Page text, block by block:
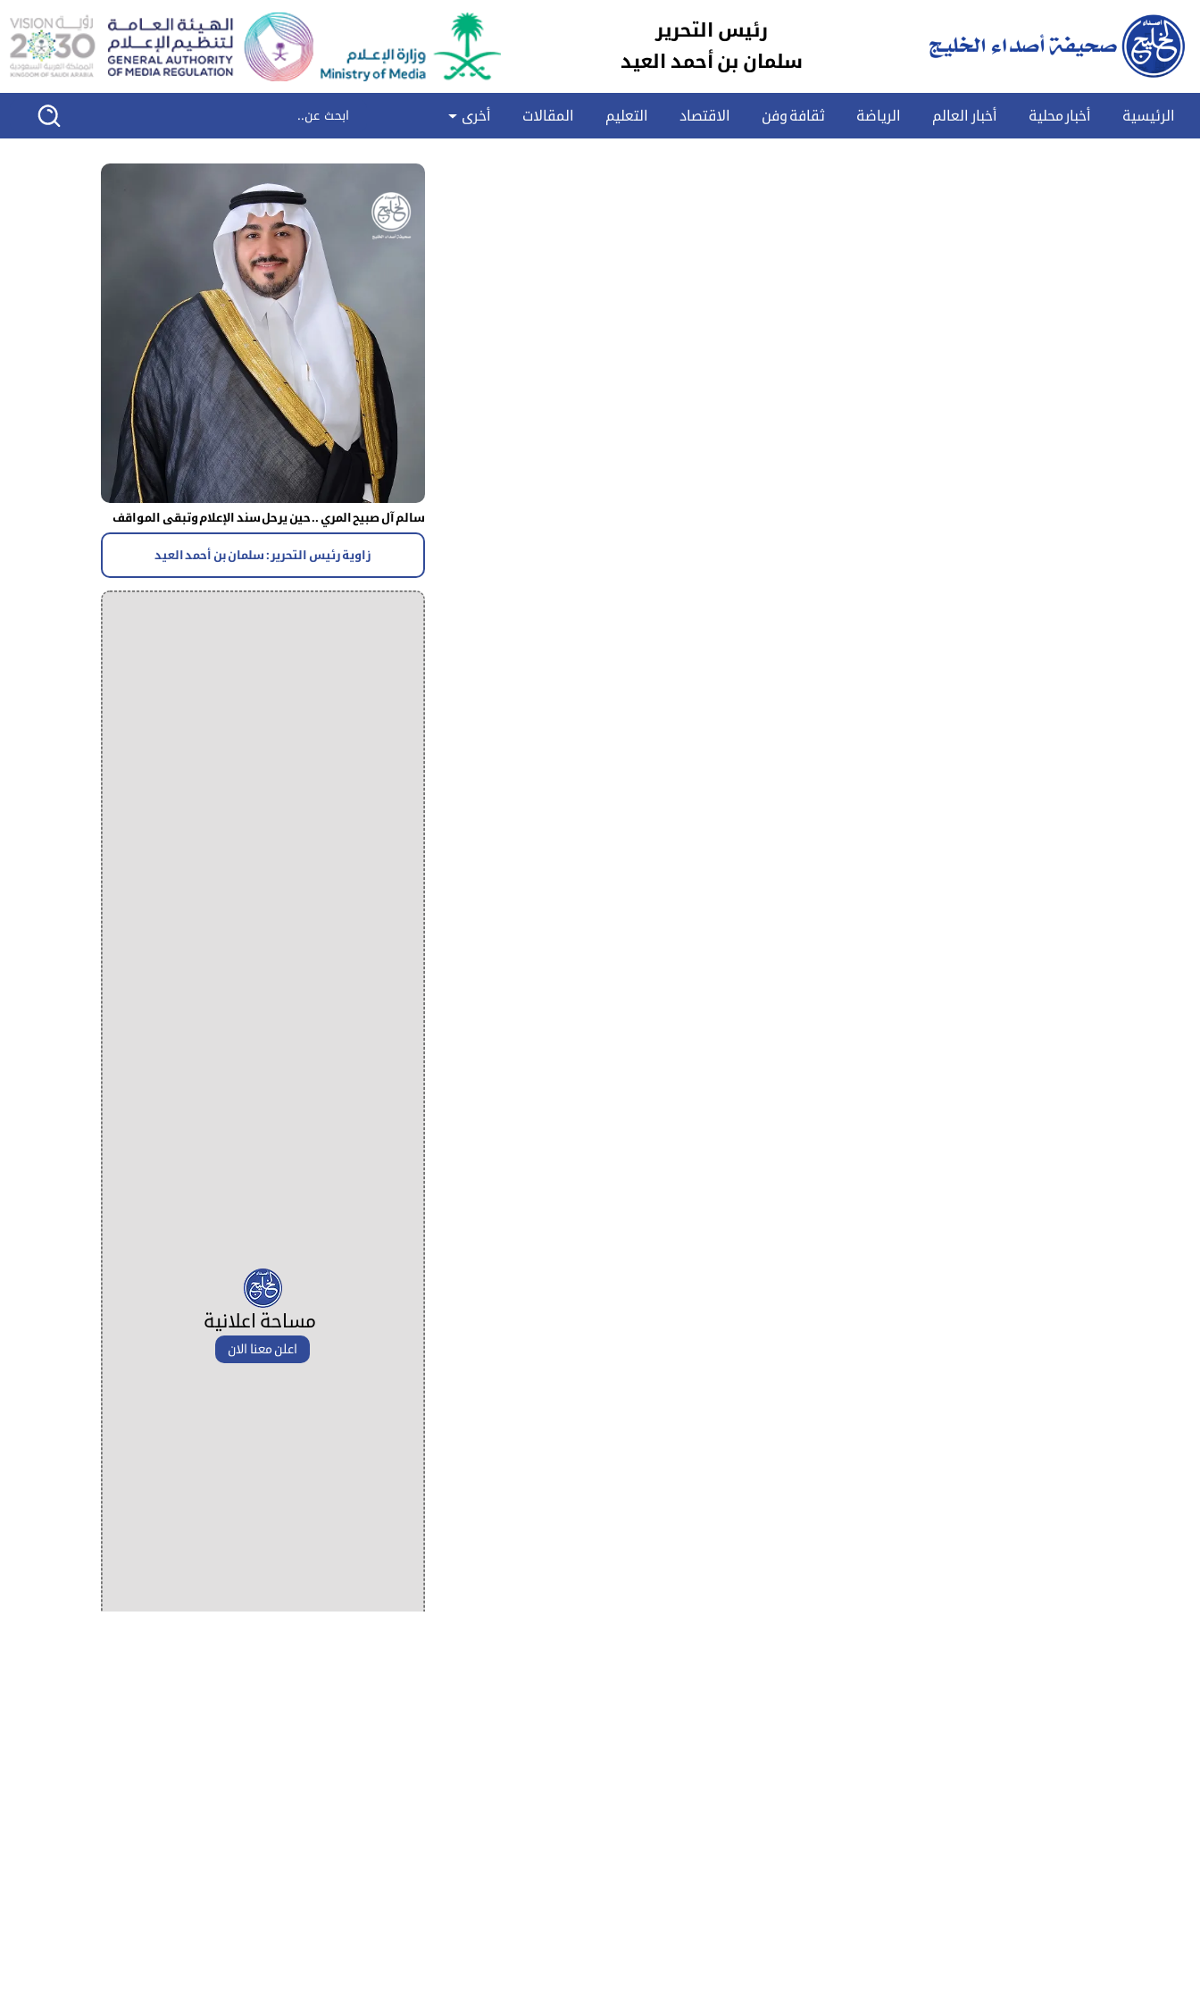
رئيس التحرير
سلمان بن أحمد العيد
الرئيسية أخبار محلية أخبار العالم الرياضة ثقافة وفن الاقتصاد التعليم المقالات أخرى
سالم آل صبيح المري .. حين يرحل سند الإعلام وتبقى المواقف
زاوية رئيس التحرير : سلمان بن أحمد العيد
مساحة اعلانية
اعلن معنا الان